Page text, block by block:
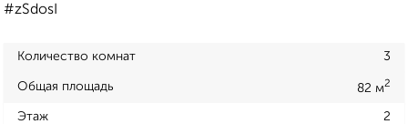
#zSdosI
Количество комнат 3
Общая площадь 82 м2
Этаж 2